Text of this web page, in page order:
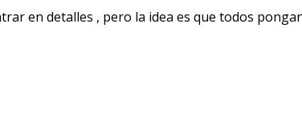
en detalles , pero la idea es que todos